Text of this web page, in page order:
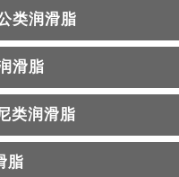
类润滑脂
滑脂
类润滑脂
脂